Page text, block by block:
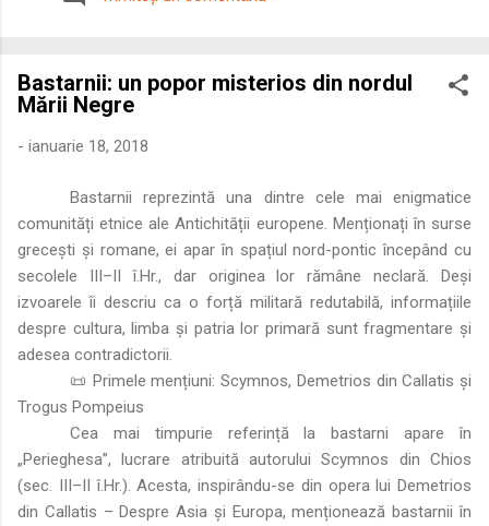
era susținută de o mobilitate socială dinamică și de o libertate
roman – în special a cetățenilor romani ( cives Romani ) în
țesutul urban și rural dobrogean – ne permite să măsurăm cu
precizie profunzimea și ritmul procesului de rom...
Bastarnii: un popor misterios din nordul
Mării Negre
- ianuarie 18, 2018
Bastarnii reprezintă una dintre cele mai enigmatice
comunități etnice ale Antichității europene. Menționați în surse
grecești și romane, ei apar în spațiul nord-pontic începând cu
secolele III–II î.Hr., dar originea lor rămâne neclară. Deși
izvoarele îi descriu ca o forță militară redutabilă, informațiile
despre cultura, limba și patria lor primară sunt fragmentare și
adesea contradictorii.
📜 Primele mențiuni: Scymnos, Demetrios din Callatis și
Trogus Pompeius
Cea mai timpurie referință la bastarni apare în
„Perieghesa”, lucrare atribuită autorului Scymnos din Chios
(sec. III–II î.Hr.). Acesta, inspirându-se din opera lui Demetrios
din Callatis – Despre Asia și Europa, menționează bastarnii în